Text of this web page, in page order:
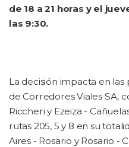
de 18 a 21 horas y el
las 9:30.
La decisión impacta en
de Corredores Viales SA,
Riccheri y Ezeiza -
rutas 205, 5 y 8 en su
Aires - Rosario y Rosario -